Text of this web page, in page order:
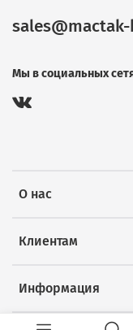
О нас
Клиентам
Информация
Мы в социальных